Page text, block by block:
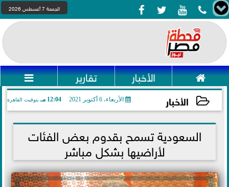
    الجمعة 7 أغسطس 2026
 الأخبار تقارير 
الأخبار الأربعاء، 6 أكتوبر 2021 12:04 مـ بتوقيت القاهرة
2021-10-06 12:04:29السعودية تسمح بقدوم بعض الفئات
لأراضيها بشكل مباشر